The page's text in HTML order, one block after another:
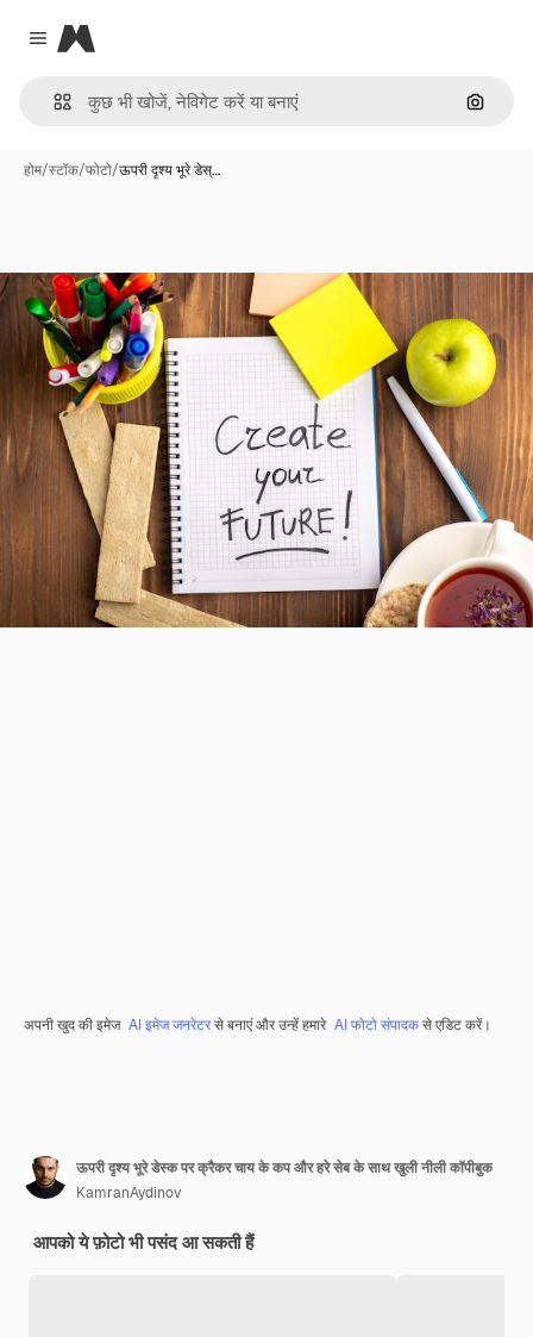
Close menu
Magnific
इमेज से
होम/स्टॉक/फोटो/ऊपरी दृश्य भूरे डेस्…
अपनी खुद की इमेज AI इमेज जनरेटरसे बनाएं और उन्हें हमारे AI फोटो संपादकसे एडिट करें।
ऊपरी दृश्य भूरे डेस्क पर क्रैकर चाय के कप और हरे सेब के साथ खुली नीली कॉपीबुक
KamranAydinov
आपको ये फ़ोटो भी पसंद आ सकती हैं